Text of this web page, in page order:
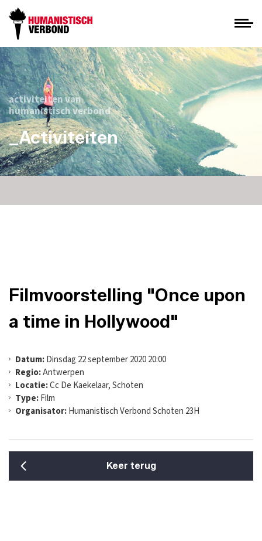
activiteiten van
humanistisch verbond
_Activiteiten
Filmvoorstelling "Once upon
a time in Hollywood"
Datum:Dinsdag 22 september 2020 20:00
Regio:Antwerpen
Locatie:Cc De Kaekelaar, Schoten
Type:Film
Organisator:Humanistisch Verbond Schoten 23H
Keer terug